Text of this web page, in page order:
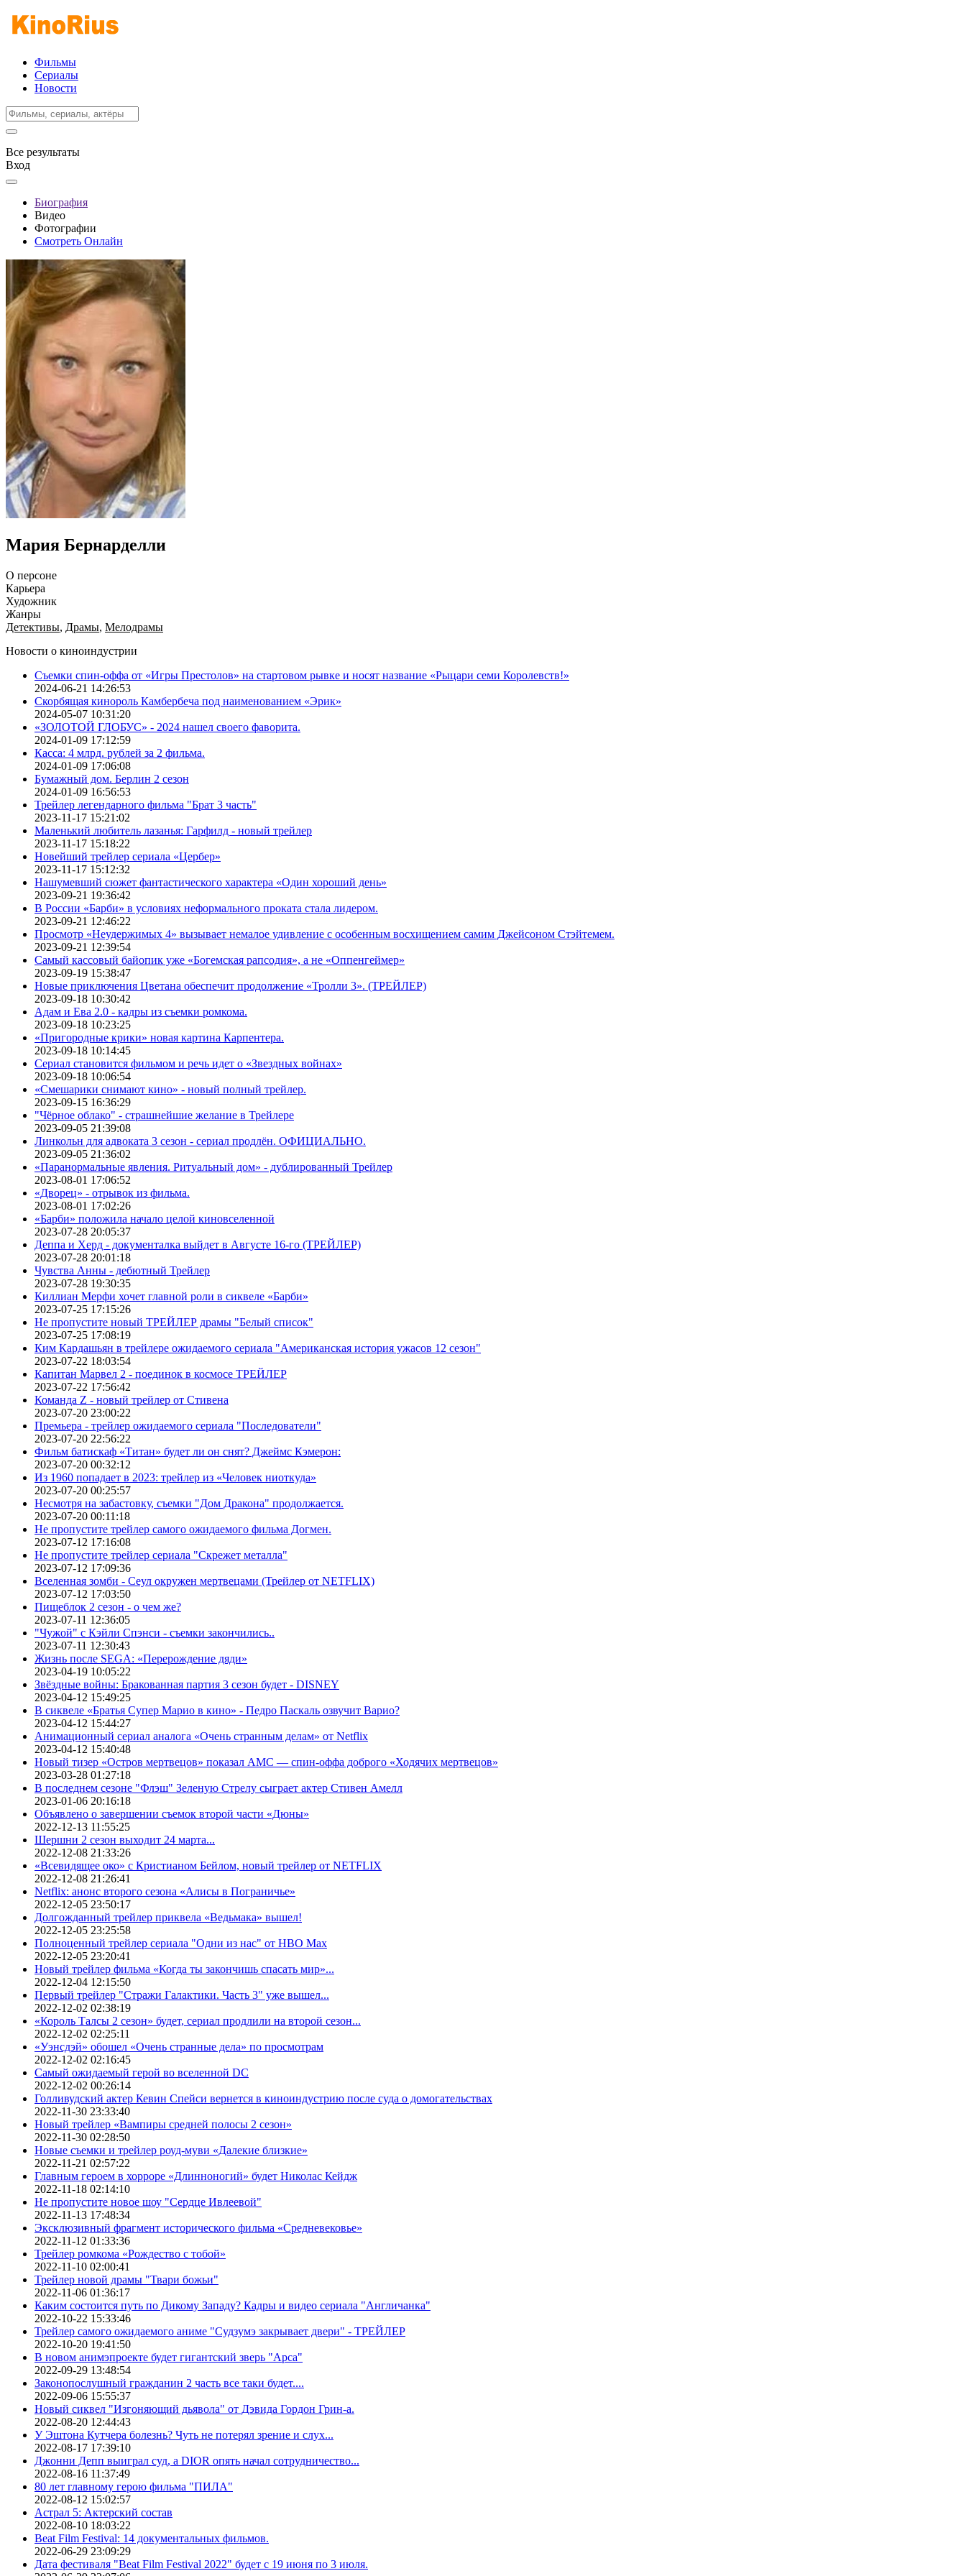
Фильмы
Сериалы
Новости
Все результаты
Вход
Биография
Видео
Фотографии
Смотреть Онлайн
Мария Бернарделли
О персоне
Карьера
Художник
Жанры
Детективы, Драмы, Мелодрамы
Новости о киноиндустрии
Съемки спин-оффа от «Игры Престолов» на стартовом рывке и носят название «Рыцари семи Королевств!»
2024-06-21 14:26:53
Скорбящая кинороль Камбербеча под наименованием «Эрик»
2024-05-07 10:31:20
«ЗОЛОТОЙ ГЛОБУС» - 2024 нашел своего фаворита.
2024-01-09 17:12:59
Касса: 4 млрд. рублей за 2 фильма.
2024-01-09 17:06:08
Бумажный дом. Берлин 2 сезон
2024-01-09 16:56:53
Трейлер легендарного фильма "Брат 3 часть"
2023-11-17 15:21:02
Маленький любитель лазанья: Гарфилд - новый трейлер
2023-11-17 15:18:22
Новейший трейлер сериала «Цербер»
2023-11-17 15:12:32
Нашумевший сюжет фантастического характера «Один хороший день»
2023-09-21 19:36:42
В России «Барби» в условиях неформального проката стала лидером.
2023-09-21 12:46:22
Просмотр «Неудержимых 4» вызывает немалое удивление с особенным восхищением самим Джейсоном Стэйтемем.
2023-09-21 12:39:54
Самый кассовый байопик уже «Богемская рапсодия», а не «Оппенгеймер»
2023-09-19 15:38:47
Новые приключения Цветана обеспечит продолжение «Тролли 3». (ТРЕЙЛЕР)
2023-09-18 10:30:42
Адам и Ева 2.0 - кадры из съемки ромкома.
2023-09-18 10:23:25
«Пригородные крики» новая картина Карпентера.
2023-09-18 10:14:45
Сериал становится фильмом и речь идет о «Звездных войнах»
2023-09-18 10:06:54
«Смешарики снимают кино» - новый полный трейлер.
2023-09-15 16:36:29
"Чёрное облако" - страшнейшие желание в Трейлере
2023-09-05 21:39:08
Линкольн для адвоката 3 сезон - сериал продлён. ОФИЦИАЛЬНО.
2023-09-05 21:36:02
«Паранормальные явления. Ритуальный дом» - дублированный Трейлер
2023-08-01 17:06:52
«Дворец» - отрывок из фильма.
2023-08-01 17:02:26
«Барби» положила начало целой киновселенной
2023-07-28 20:05:37
Деппа и Херд - документалка выйдет в Августе 16-го (ТРЕЙЛЕР)
2023-07-28 20:01:18
Чувства Анны - дебютный Трейлер
2023-07-28 19:30:35
Киллиан Мерфи хочет главной роли в сиквеле «Барби»
2023-07-25 17:15:26
Не пропустите новый ТРЕЙЛЕР драмы "Белый список"
2023-07-25 17:08:19
Ким Кардашьян в трейлере ожидаемого сериала "Американская история ужасов 12 сезон"
2023-07-22 18:03:54
Капитан Марвел 2 - поединок в космосе ТРЕЙЛЕР
2023-07-22 17:56:42
Команда Z - новый трейлер от Стивена
2023-07-20 23:00:22
Премьера - трейлер ожидаемого сериала "Последователи"
2023-07-20 22:56:22
Фильм батискаф «Титан» будет ли он снят? Джеймс Кэмерон:
2023-07-20 00:32:12
Из 1960 попадает в 2023: трейлер из «Человек ниоткуда»
2023-07-20 00:25:57
Несмотря на забастовку, съемки "Дом Дракона" продолжается.
2023-07-20 00:11:18
Не пропустите трейлер самого ожидаемого фильма Догмен.
2023-07-12 17:16:08
Не пропустите трейлер сериала "Скрежет металла"
2023-07-12 17:09:36
Вселенная зомби - Сеул окружен мертвецами (Трейлер от NETFLIX)
2023-07-12 17:03:50
Пищеблок 2 сезон - о чем же?
2023-07-11 12:36:05
"Чужой" с Кэйли Спэнси - съемки закончились..
2023-07-11 12:30:43
Жизнь после SEGA: «Перерождение дяди»
2023-04-19 10:05:22
Звёздные войны: Бракованная партия 3 сезон будет - DISNEY
2023-04-12 15:49:25
В сиквеле «Братья Супер Марио в кино» - Педро Паскаль озвучит Варио?
2023-04-12 15:44:27
Анимационный сериал аналога «Очень странным делам» от Netflix
2023-04-12 15:40:48
Новый тизер «Остров мертвецов» показал АМС — спин-оффа доброго «Ходячих мертвецов»
2023-03-28 01:27:18
В последнем сезоне "Флэш" Зеленую Стрелу сыграет актер Стивен Амелл
2023-01-06 20:16:18
Объявлено о завершении съемок второй части «Дюны»
2022-12-13 11:55:25
Шершни 2 сезон выходит 24 марта...
2022-12-08 21:33:26
«Всевидящее око» с Кристианом Бейлом, новый трейлер от NETFLIX
2022-12-08 21:26:41
Netflix: анонс второго сезона «Алисы в Пограничье»
2022-12-05 23:50:17
Долгожданный трейлер приквела «Ведьмака» вышел!
2022-12-05 23:25:58
Полноценный трейлер сериала "Одни из нас" от HBO Max
2022-12-05 23:20:41
Новый трейлер фильма «Когда ты закончишь спасать мир»...
2022-12-04 12:15:50
Первый трейлер "Стражи Галактики. Часть 3" уже вышел...
2022-12-02 02:38:19
«Король Талсы 2 сезон» будет, сериал продлили на второй сезон...
2022-12-02 02:25:11
«Уэнсдэй» обошел «Очень странные дела» по просмотрам
2022-12-02 02:16:45
Самый ожидаемый герой во вселенной DC
2022-12-02 00:26:14
Голливудский актер Кевин Спейси вернется в киноиндустрию после суда о домогательствах
2022-11-30 23:33:40
Новый трейлер «Вампиры средней полосы 2 сезон»
2022-11-30 02:28:50
Новые съемки и трейлер роуд-муви «Далекие близкие»
2022-11-21 02:57:22
Главным героем в хорроре «Длинноногий» будет Николас Кейдж
2022-11-18 02:14:10
Не пропустите новое шоу "Сердце Ивлеевой"
2022-11-13 17:48:34
Эксклюзивный фрагмент исторического фильма «Средневековье»
2022-11-12 01:33:36
Трейлер ромкома «Рождество с тобой»
2022-11-10 02:00:41
Трейлер новой драмы "Твари божьи"
2022-11-06 01:36:17
Каким состоится путь по Дикому Западу? Кадры и видео сериала "Англичанка"
2022-10-22 15:33:46
Трейлер самого ожидаемого аниме "Судзумэ закрывает двери" - ТРЕЙЛЕР
2022-10-20 19:41:50
В новом анимэпроекте будет гигантский зверь "Арса"
2022-09-29 13:48:54
Законопослушный гражданин 2 часть все таки будет....
2022-09-06 15:55:37
Новый сиквел "Изгоняющий дьявола" от Дэвида Гордон Грин-а.
2022-08-20 12:44:43
У Эштона Кутчера болезнь? Чуть не потерял зрение и слух...
2022-08-17 17:39:10
Джонни Депп выиграл суд, а DIOR опять начал сотрудничество...
2022-08-16 11:37:49
80 лет главному герою фильма "ПИЛА"
2022-08-12 15:02:57
Астрал 5: Актерский состав
2022-08-10 18:03:22
Beat Film Festival: 14 документальных фильмов.
2022-06-29 23:09:29
Дата фестиваля "Beat Film Festival 2022" будет с 19 июня по 3 июля.